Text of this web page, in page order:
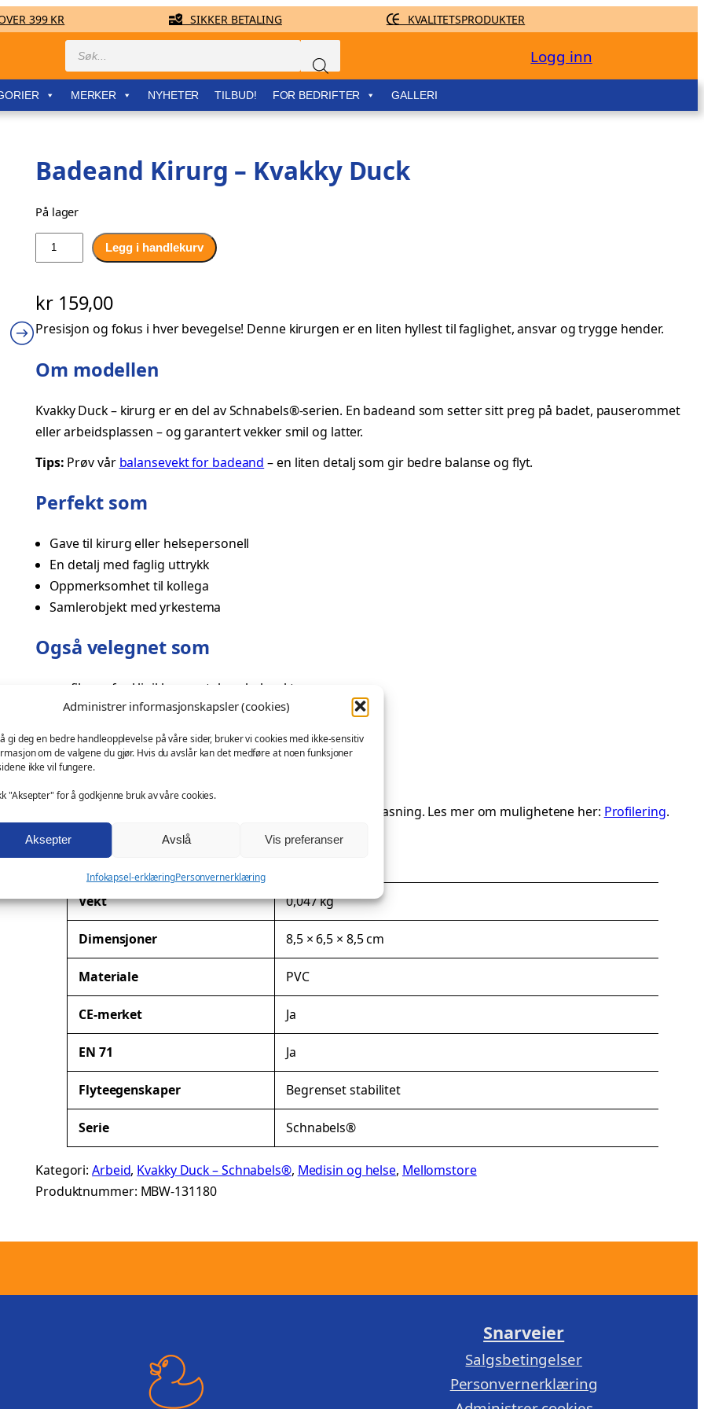
Administrer informasjonskapsler (cookies)
gi deg en bedre handleopplevelse på våre sider, bruker vi cookies med ikke-sensitiv
om de valgene du gjør. Hvis du avslår kan det medføre at noen funksjoner
ikke vil fungere.
"Aksepter" for å godkjenne bruk av våre cookies.
Aksepter Avslå Vis preferanser
Infokapsel-erklæringPersonvernerklæring
399 KR SIKKER BETALING KVALITETSPRODUKTER
Products
search Logg inn
MERKER NYHETER TILBUD! FOR BEDRIFTER GALLERI
Badeand Kirurg – Kvakky Duck
På lager
a
e
a
d
i
r
u
g
K
v
a
k
y
a
n
t
l
l
Legg i handlekurv
kr159,00
Presisjon og fokus i hver bevegelse! Denne kirurgen er en liten hyllest til faglighet, ansvar og trygge hender.
Om modellen
Kvakky Duck – kirurg er en del av Schnabels®-serien. En badeand som setter sitt preg på badet, pauserommet
eller arbeidsplassen – og garantert vekker smil og latter.
Tips: Prøv vår balansevekt for badeand – en liten detalj som gir bedre balanse og flyt.
Perfekt som
Gave til kirurg eller helsepersonell
En detalj med faglig uttrykk
Oppmerksomhet til kollega
Samlerobjekt med yrkestema
Også velegnet som
profilgave for klinikker, apotek og helseaktører
messeartikkel og kampanjeprodukt
kundegave – med eller uten logo
Ønsker du profilering?
Denne modellen kan leveres med firmalogo eller spesialtilpasning. Les mer om mulighetene her: Profilering.
Tilleggsinformasjon
A
t
t
r
i
b
t
t
e
r
V
e
i
Vekt 0,047 kg
Dimensjoner 8,5 × 6,5 × 8,5 cm
Materiale PVC
CE-merket Ja
EN 71 Ja
Flyteegenskaper Begrenset stabilitet
Serie Schnabels®
Kategori:Arbeid, Kvakky Duck – Schnabels®, Medisin og helse, Mellomstore
Produktnummer: MBW-131180
Snarveier
Salgsbetingelser
Personvernerklæring